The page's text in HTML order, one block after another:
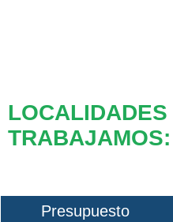
TRABAJAMOS:
Presupuesto